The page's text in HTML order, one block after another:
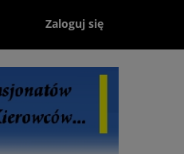
Zaloguj się